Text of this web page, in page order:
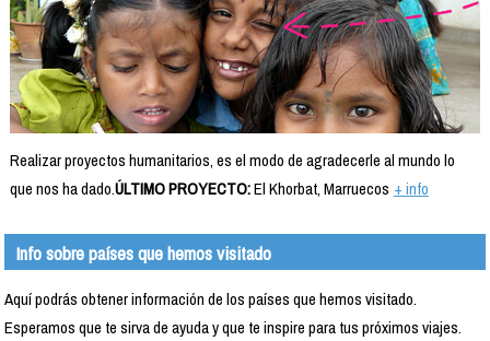
Realizar proyectos humanitarios, es el modo de agradecerle al mundo lo
que nos ha dado.ÚLTIMO PROYECTO:El Khorbat, Marruecos + info
Info sobre países que hemos visitado
Aquí podrás obtener información de los países que hemos visitado.
Esperamos que te sirva de ayuda y que te inspire para tus próximos viajes.